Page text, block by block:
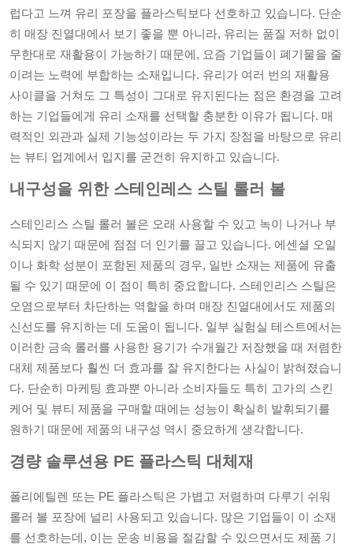
럽다고 느껴 유리 포장을 플라스틱보다 선호하고 있습니다. 단순
히 매장 진열대에서 보기 좋을 뿐 아니라, 유리는 품질 저하 없이
무한대로 재활용이 가능하기 때문에, 요즘 기업들이 폐기물을 줄
이려는 노력에 부합하는 소재입니다. 유리가 여러 번의 재활용
사이클을 거쳐도 그 특성이 그대로 유지된다는 점은 환경을 고려
하는 기업들에게 유리 소재를 선택할 충분한 이유가 됩니다. 매
력적인 외관과 실제 기능성이라는 두 가지 장점을 바탕으로 유리
는 뷰티 업계에서 입지를 굳건히 유지하고 있습니다.
내구성을 위한 스테인레스 스틸 롤러 볼
스테인리스 스틸 롤러 볼은 오래 사용할 수 있고 녹이 나거나 부
식되지 않기 때문에 점점 더 인기를 끌고 있습니다. 에센셜 오일
이나 화학 성분이 포함된 제품의 경우, 일반 소재는 제품에 유출
될 수 있기 때문에 이 점이 특히 중요합니다. 스테인리스 스틸은
오염으로부터 차단하는 역할을 하며 매장 진열대에서도 제품의
신선도를 유지하는 데 도움이 됩니다. 일부 실험실 테스트에서는
이러한 금속 롤러를 사용한 용기가 수개월간 저장했을 때 저렴한
대체 제품보다 훨씬 더 효과를 잘 유지한다는 사실이 밝혀졌습니
다. 단순히 마케팅 효과뿐 아니라 소비자들도 특히 고가의 스킨
케어 및 뷰티 제품을 구매할 때에는 성능이 확실히 발휘되기를
원하기 때문에 제품의 내구성 역시 중요하게 생각합니다.
경량 솔루션용 PE 플라스틱 대체재
폴리에틸렌 또는 PE 플라스틱은 가볍고 저렴하며 다루기 쉬워
롤러 볼 포장에 널리 사용되고 있습니다. 많은 기업들이 이 소재
를 선호하는데, 이는 운송 비용을 절감할 수 있으면서도 제품 기